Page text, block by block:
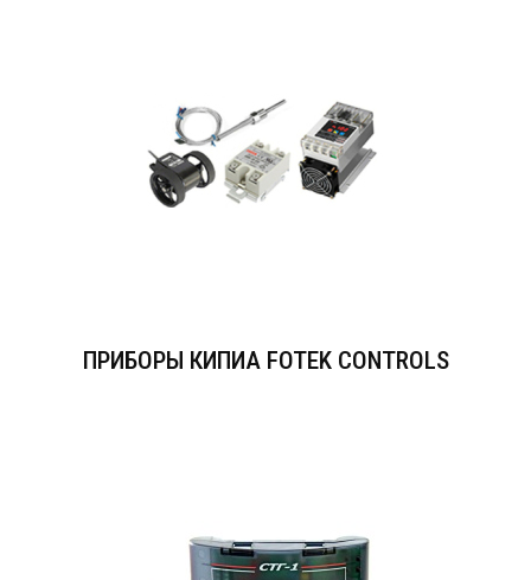
ПРИБОРЫ КИПИА FOTEK CONTROLS